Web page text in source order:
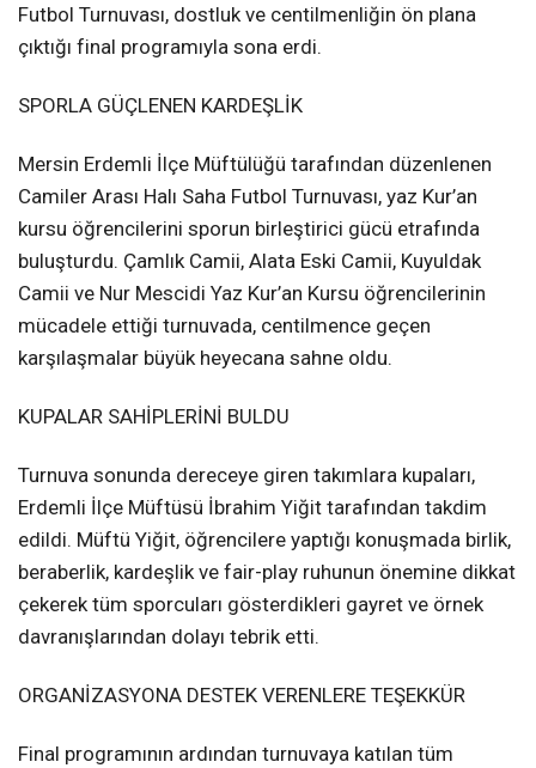
Futbol Turnuvası, dostluk ve centilmenliğin ön plana
çıktığı final programıyla sona erdi.
SPORLA GÜÇLENEN KARDEŞLİK
Mersin Erdemli İlçe Müftülüğü tarafından düzenlenen
Camiler Arası Halı Saha Futbol Turnuvası, yaz Kur’an
kursu öğrencilerini sporun birleştirici gücü etrafında
buluşturdu. Çamlık Camii, Alata Eski Camii, Kuyuldak
Camii ve Nur Mescidi Yaz Kur’an Kursu öğrencilerinin
mücadele ettiği turnuvada, centilmence geçen
karşılaşmalar büyük heyecana sahne oldu.
KUPALAR SAHİPLERİNİ BULDU
Turnuva sonunda dereceye giren takımlara kupaları,
Erdemli İlçe Müftüsü İbrahim Yiğit tarafından takdim
edildi. Müftü Yiğit, öğrencilere yaptığı konuşmada birlik,
beraberlik, kardeşlik ve fair-play ruhunun önemine dikkat
çekerek tüm sporcuları gösterdikleri gayret ve örnek
davranışlarından dolayı tebrik etti.
ORGANİZASYONA DESTEK VERENLERE TEŞEKKÜR
Final programının ardından turnuvaya katılan tüm